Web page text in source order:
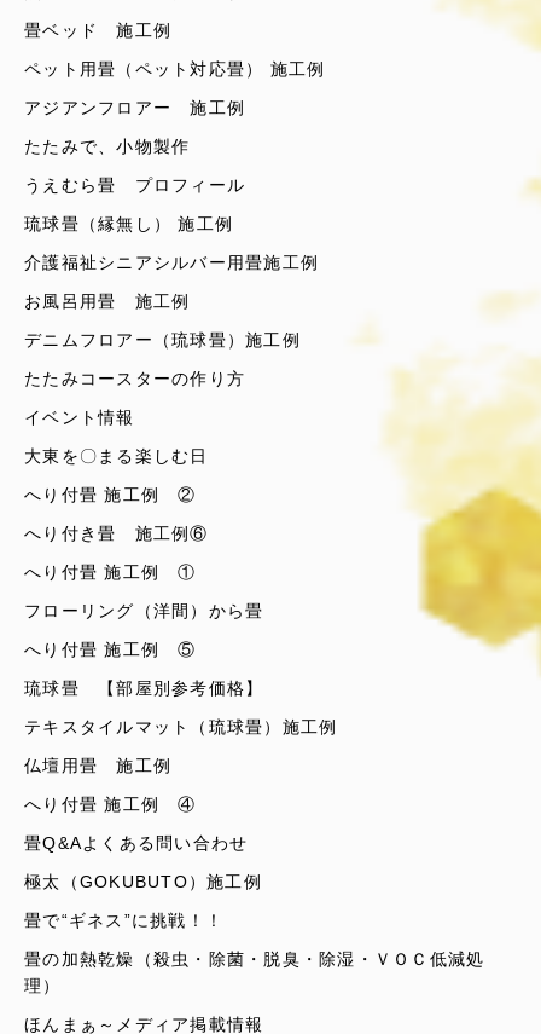
畳ベッド 施工例
ペット用畳（ペット対応畳） 施工例
アジアンフロアー 施工例
たたみで、小物製作
うえむら畳 プロフィール
琉球畳（縁無し） 施工例
介護福祉シニアシルバー用畳施工例
お風呂用畳 施工例
デニムフロアー（琉球畳）施工例
たたみコースターの作り方
イベント情報
大東を〇まる楽しむ日
へり付畳 施工例 ②
へり付き畳 施工例⑥
へり付畳 施工例 ①
フローリング（洋間）から畳
へり付畳 施工例 ⑤
琉球畳 【部屋別参考価格】
テキスタイルマット（琉球畳）施工例
仏壇用畳 施工例
へり付畳 施工例 ④
畳Q&Aよくある問い合わせ
極太（GOKUBUTO）施工例
畳で“ギネス”に挑戦！！
畳の加熱乾燥（殺虫・除菌・脱臭・除湿・ＶＯＣ低減処
理）
ほんまぁ～メディア掲載情報